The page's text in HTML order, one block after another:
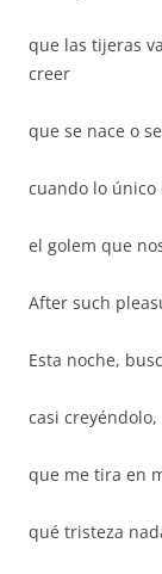
que las tijeras
creer
que se nace o
cuando lo único
el golem que
After such
Esta noche,
casi
que me tira en
qué tristeza